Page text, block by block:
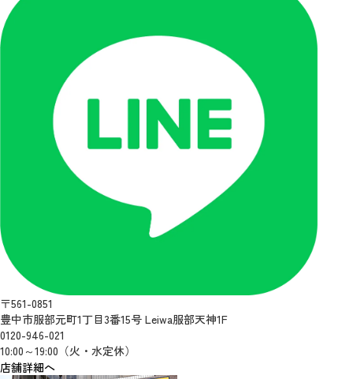
〒561-0851
豊中市服部元町1丁目3番15号 Leiwa服部天神1F
0120-946-021
10:00～19:00（火・水定休）
店舗詳細へ